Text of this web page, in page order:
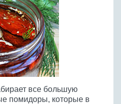
все большую
помидоры, которые в